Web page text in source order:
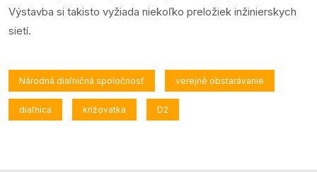
Výstavba si takisto vyžiada niekoľko preložiek inžinierskych
sietí.
Národná diaľničná spoločnosť verejné obstarávanie
diaľnica križovatka D2